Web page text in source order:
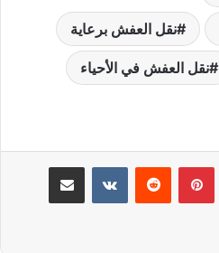
نقل العفش برعاية
نقل العفش في الأحياء
بينتيريست مشاركة عبر البريد